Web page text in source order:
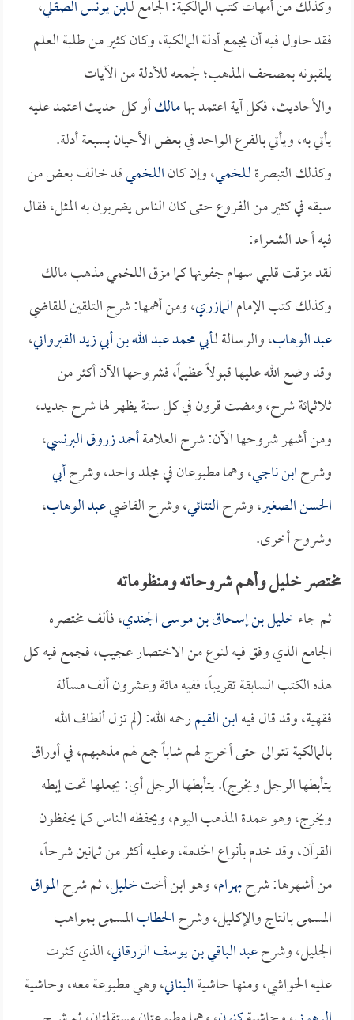
وكذلك من أمهات كتب المالكية: الجامع لـابن يونس الصقلي،
فقد حاول فيه أن يجمع أدلة المالكية، وكان كثير من طلبة العلم
يلقبونه بمصحف المذهب؛ لجمعه للأدلة من الآيات
والأحاديث، فكل آية اعتمد بهامالكأو كل حديث اعتمد عليه
يأتي به، ويأتي بالفرع الواحد في بعض الأحيان بسبعة أدلة.
وكذلك التبصرةلـلخمي، وإن كاناللخميقد خالف بعض من
سبقه في كثير من الفروع حتى كان الناس يضربون به المثل، فقال
فيه أحد الشعراء:
لقد مزقت قلبي سهام جفونها كما مزق اللخمي مذهب مالك
وكذلك كتب الإمامالمازري، ومن أهمها: شرح التلقين للقاضي
عبد الوهاب، والرسالة لـأبي محمد عبد الله بن أبي زيد القيرواني،
وقد وضع الله عليها قبولاً عظيماً، فشروحها الآن أكثر من
ثلاثمائة شرح، ومضت قرون في كل سنة يظهر لها شرح جديد،
ومن أشهر شروحها الآن: شرح العلامةأحمد زروق البرنسي،
وشرحابن ناجي، وهما مطبوعان في مجلد واحد، وشرحأبي
الحسن الصغير، وشرحالتتائي، وشرح القاضيعبد الوهاب،
وشروح أخرى.
مختصر خليل وأهم شروحاته ومنظوماته
ثم جاءخليل بن إسحاق بن موسى الجندي، فألف مختصره
الجامع الذي وفق فيه لنوع من الاختصار عجيب، فجمع فيه كل
هذه الكتب السابقة تقريباً، ففيه مائة وعشرون ألف مسألة
فقهية، وقد قال فيهابن القيمرحمه الله: (لم تزل ألطاف الله
بالمالكية تتوالى حتى أخرج لهم شاباً جمع لهم مذهبهم، في أوراق
يتأبطها الرجل ويخرج). يتأبطها الرجل أي: يجعلها تحت إبطه
ويخرج، وهو عمدة المذهب اليوم، ويحفظه الناس كما يحفظون
القرآن، وقد خدم بأنواع الخدمة، وعليه أكثر من ثمانين شرحاً،
من أشهرها: شرحبهرام، وهو ابن أختخليل، ثم شرحالمواق
المسمى بالتاج والإكليل، وشرحالحطابالمسمى بمواهب
الجليل، وشرحعبد الباقي بن يوسف الزرقاني، الذي كثرت
عليه الحواشي، ومنها حاشيةالبناني، وهي مطبوعة معه، وحاشية